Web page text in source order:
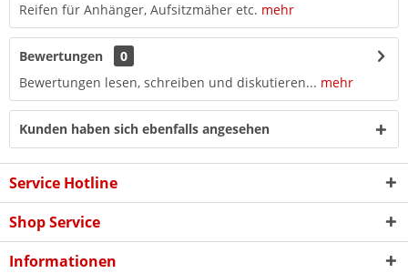
Reifen für Anhänger, Aufsitzmäher etc. mehr
Bewertungen
0
Bewertungen lesen, schreiben und diskutieren... mehr
Kunden haben sich ebenfalls angesehen
Service Hotline
Shop Service
Informationen